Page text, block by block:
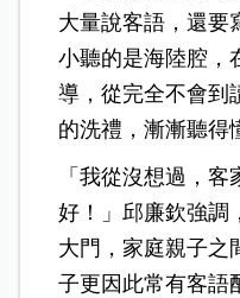
大量說客語，還要
小聽的是海陸腔，
導，從完全不會到
的洗禮，漸漸聽得
「我從沒想過，
好！」邱廉欽強調
大門，家庭親子之
子更因此常有客語